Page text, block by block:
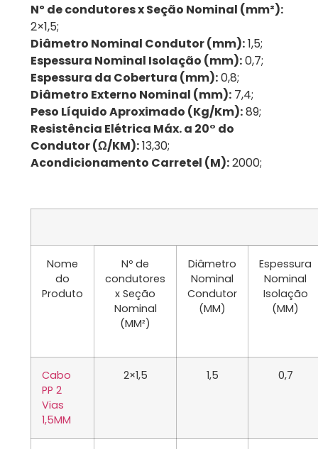
Nº de condutores x Seção Nominal (mm²):
2×1,5;
Diâmetro Nominal Condutor (mm):1,5;
Espessura Nominal Isolação (mm):0,7;
Espessura da Cobertura (mm):0,8;
Diâmetro Externo Nominal (mm): 7,4;
Peso Líquido Aproximado (Kg/Km):89;
Resistência Elétrica Máx. a 20° do
Condutor (Ω/KM):13,30;
Acondicionamento Carretel (M):2000;
Nome
do
Produto
Nº de
condutores
x Seção
Nominal
(MM²)
Diâmetro
Nominal
Condutor
(MM)
Espessura
Nominal
Isolação
(MM)
Cabo
PP 2
Vias
1,5MM
2×1,5 1,5 0,7